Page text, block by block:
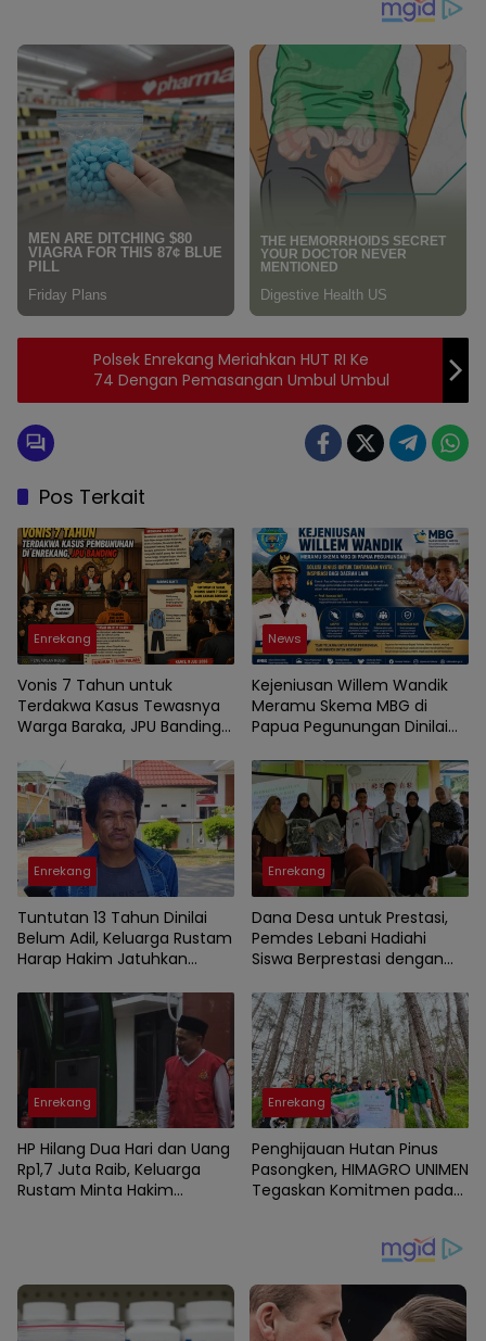
Polsek Enrekang Meriahkan HUT RI Ke
74 Dengan Pemasangan Umbul Umbul
Pos Terkait
Enrekang
Vonis 7 Tahun untuk
Terdakwa Kasus Tewasnya
Warga Baraka, JPU Banding
News
Kejeniusan Willem Wandik
Meramu Skema MBG di
Papua Pegunungan Dinilai
Enrekang
Tuntutan 13 Tahun Dinilai
Belum Adil, Keluarga Rustam
Harap Hakim Jatuhkan
Pelaku
Enrekang
Dana Desa untuk Prestasi,
Pemdes Lebani Hadiahi
Siswa Berprestasi dengan
Sekolah
Enrekang
HP Hilang Dua Hari dan Uang
Rp1,7 Juta Raib, Keluarga
Rustam Minta Hakim
Enrekang
Penghijauan Hutan Pinus
Pasongken, HIMAGRO UNIMEN
Tegaskan Komitmen pada